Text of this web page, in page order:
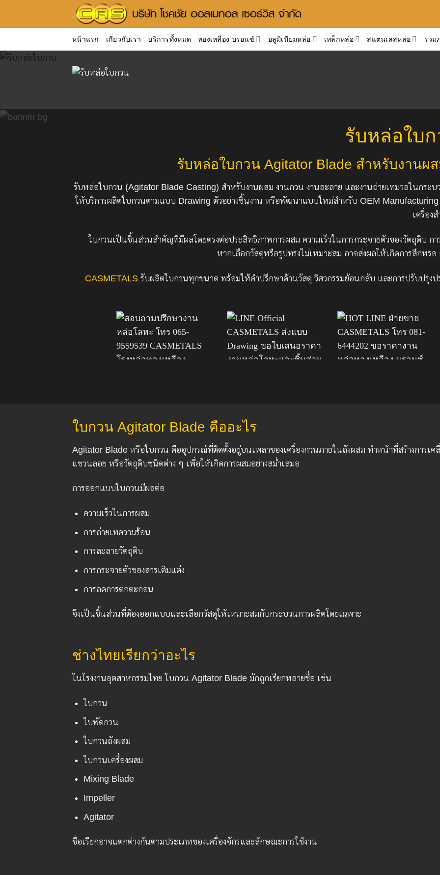
หน้าแรก เกี่ยวกับเรา บริการทั้งหมด ทองเหลือง บรอนซ์ อลูมิเนียมหล่อ เหล็กหล่อ สแตนเลสหล่อ รวม
รับหล่อใบ
รับหล่อใบกวน Agitator Blade สำหรับงานผ
รับหล่อใบกวน (Agitator Blade Casting) สำหรับงานผสม งานกวน งานละลาย และงานถ่ายเทมวลในกระ
ให้บริการผลิตใบกวนตามแบบ Drawing ตัวอย่างชิ้นงาน หรือพัฒนาแบบใหม่สำหรับ OEM Manufacturing
เครื่อง
ใบกวนเป็นชิ้นส่วนสำคัญที่มีผลโดยตรงต่อประสิทธิภาพการผสม ความเร็วในการกระจายตัวของวัตถุดิบ
หากเลือกวัสดุหรือรูปทรงไม่เหมาะสม อาจส่งผลให้เกิดการสึกหร
CASMETALS รับผลิตใบกวนทุกขนาด พร้อมให้คำปรึกษาด้านวัสดุ วิศวกรรมย้อนกลับ และการปรับปรุงป
ใบกวน Agitator Blade คืออะไร
Agitator Blade หรือใบกวน คืออุปกรณ์ที่ติดตั้งอยู่บนเพลาของเครื่องกวนภายในถังผสม ทำหน้าที่สร้างการเค
แขวนลอย หรือวัตถุดิบชนิดต่าง ๆ เพื่อให้เกิดการผสมอย่างสม่ำเสมอ
การออกแบบใบกวนมีผลต่อ
ความเร็วในการผสม
การถ่ายเทความร้อน
การละลายวัตถุดิบ
การกระจายตัวของสารเติมแต่ง
การลดการตกตะกอน
จึงเป็นชิ้นส่วนที่ต้องออกแบบและเลือกวัสดุให้เหมาะสมกับกระบวนการผลิตโดยเฉพาะ
ช่างไทยเรียกว่าอะไร
ในโรงงานอุตสาหกรรมไทย ใบกวน Agitator Blade มักถูกเรียกหลายชื่อ เช่น
ใบกวน
ใบพัดกวน
ใบกวนถังผสม
ใบกวนเครื่องผสม
Mixing Blade
Impeller
Agitator
ชื่อเรียกอาจแตกต่างกันตามประเภทของเครื่องจักรและลักษณะการใช้งาน